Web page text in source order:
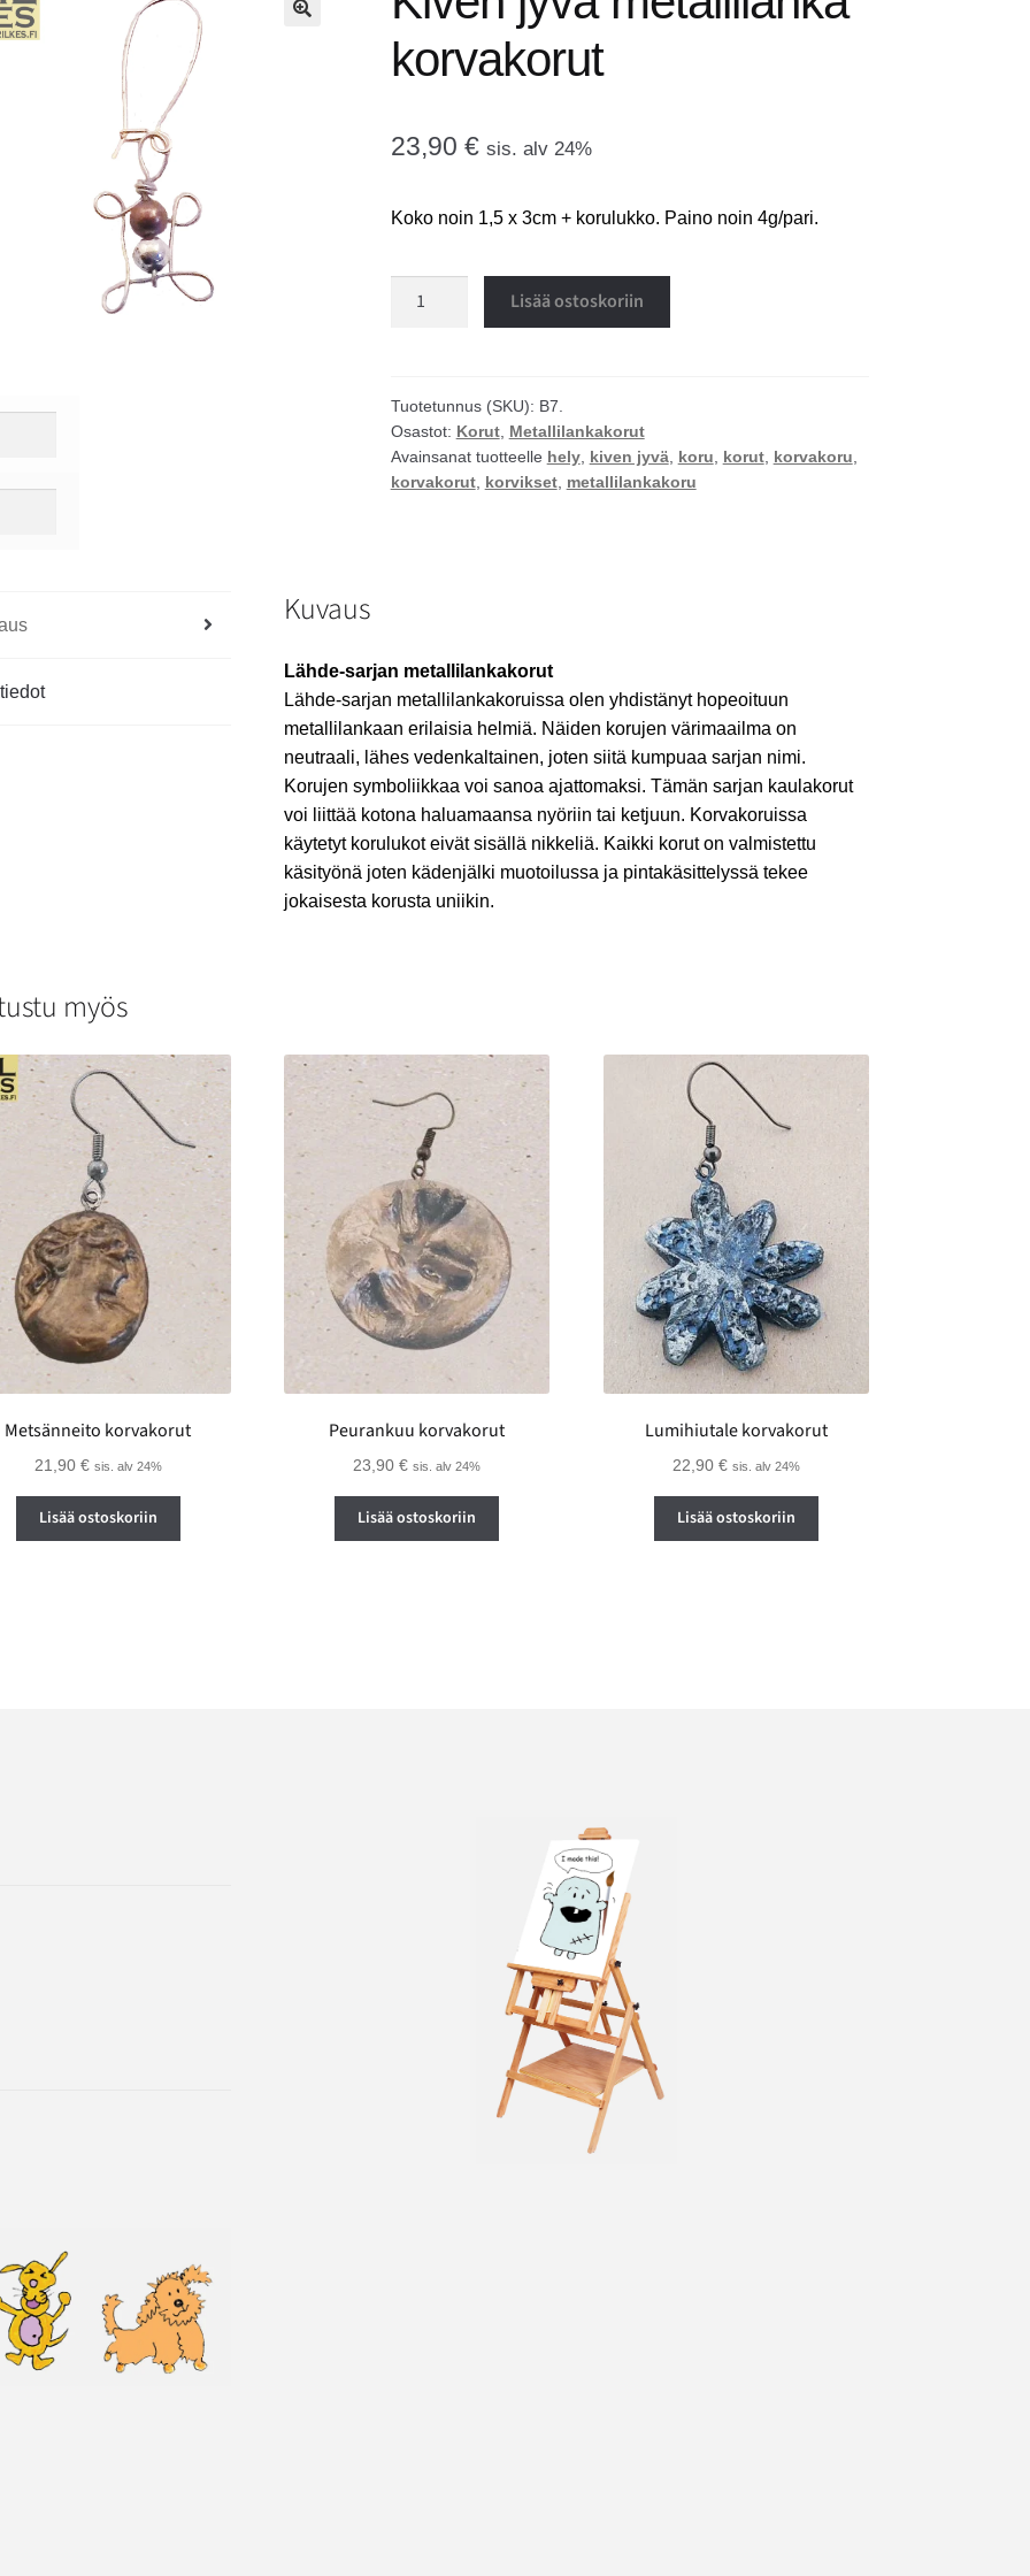
korvakorut
23,90 € sis. alv 24%
Koko noin 1,5 x 3cm + korulukko. Paino noin 4g/pari.
määrä
Lisää ostoskoriin
Tuotetunnus (SKU): B7.
Osastot: Korut, Metallilankakorut
Avainsanat tuotteelle hely, kiven jyvä, koru korut, korvakoru
korvakorut, korvikset, metallilankakoru
Kuvaus
Lähde-sarjan metallilankakorut
Lähde-sarjan metallilankakoruissa olen yhdistänyt hopeoituun
metallilankaan erilaisia helmiä. Näiden korujen värimaailma on
neutraali, lähes vedenkaltainen, joten siitä kumpuaa sarjan nimi.
Korujen symboliikkaa voi sanoa ajattomaksi. Tämän sarjan kaulakorut
voi liittää kotona haluamaansa nyöriin tai ketjuun. Korvakoruissa
käytetyt korulukot eivät sisällä nikkeliä. Kaikki korut on valmistettu
käsityönä joten kädenjälki muotoilussa ja pintakäsittelyssä tekee
jokaisesta korusta uniikin.
myös
Metsänneito korvakorut
21,90 € sis. alv 24%
Lisää ostoskoriin
Peurankuu korvakorut
23,90€ sis. alv 24%
Lisää ostoskoriin
Lumihiutale korvakorut
22,90 € sis. alv 24%
Lisää ostoskoriin